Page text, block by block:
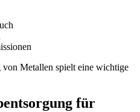
Metallen spielt eine wichtige
für